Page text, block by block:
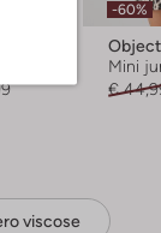
-60%
Object
Mini
€
viscose